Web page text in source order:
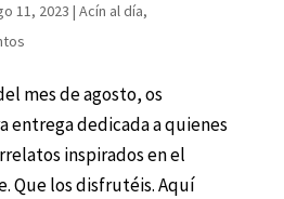
11, 2023 | Acín al día,
mes de agosto, os
entrega dedicada a quienes
inspirados en el
Que los disfrutéis. Aquí